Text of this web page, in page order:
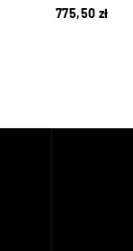
775,50 zł